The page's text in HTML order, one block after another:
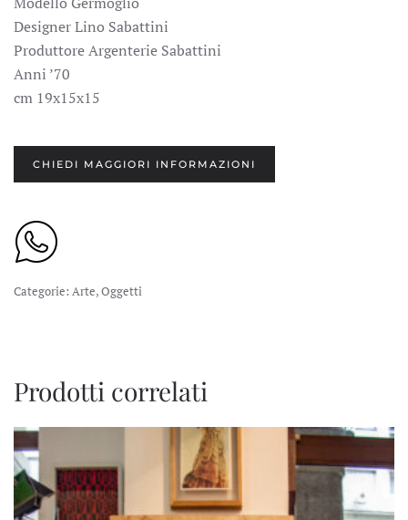
Designer Lino Sabattini
Produttore Argenterie Sabattini
Anni ’70
cm 19x15x15
CHIEDI MAGGIORI INFORMAZIONI
Categorie: Arte,Oggetti
Prodotti correlati